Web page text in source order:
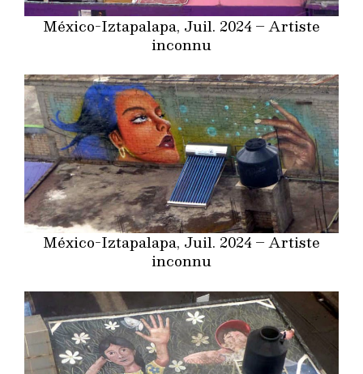
México-Iztapalapa, Juil. 2024 – Artiste
inconnu
México-Iztapalapa, Juil. 2024 – Artiste
inconnu